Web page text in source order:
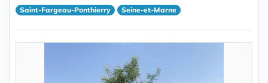
Saint-Fargeau-Ponthierry
Seine-et-Marne